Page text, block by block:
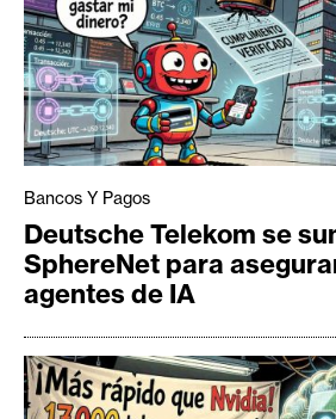
Bancos Y Pagos
Deutsche Telekom se
SphereNet para
agentes de IA